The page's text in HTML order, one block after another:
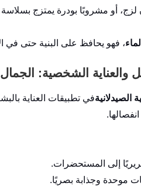
، فهو يحافظ على البنية حتى
الصيدلانية
إلى المستحضرات.
موحدة وجذابة بصريًا.